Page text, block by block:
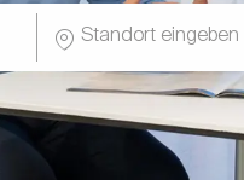
Standort eingeben